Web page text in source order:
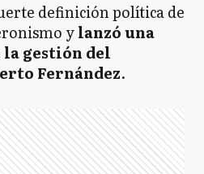
definición política de
ylanzó una
gestión del
Fernández.